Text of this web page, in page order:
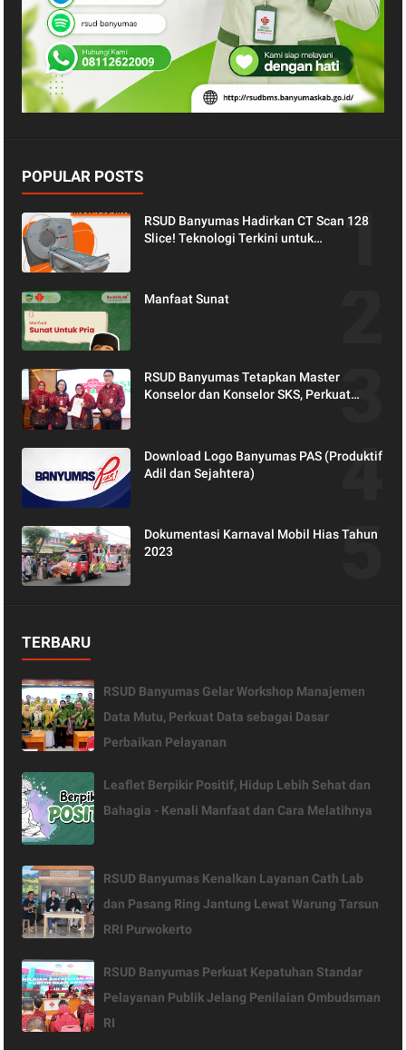
POPULAR POSTS
RSUD Banyumas Hadirkan CT Scan 128
Slice! Teknologi Terkini untuk
Manfaat Sunat
RSUD Banyumas Tetapkan Master
Konselor dan Konselor SKS, Perkuat
Download Logo Banyumas PAS (Produktif
Adil dan Sejahtera)
Dokumentasi Karnaval Mobil Hias Tahun
2023
TERBARU
RSUD Banyumas Gelar Workshop Manajemen
Data Mutu, Perkuat Data sebagai Dasar
Perbaikan Pelayanan
Leaflet Berpikir Positif, Hidup Lebih Sehat dan
Bahagia - Kenali Manfaat dan Cara Melatihnya
RSUD Banyumas Kenalkan Layanan Cath Lab
dan Pasang Ring Jantung Lewat Warung Tarsun
RRI Purwokerto
RSUD Banyumas Perkuat Kepatuhan Standar
Pelayanan Publik Jelang Penilaian Ombudsman
RI